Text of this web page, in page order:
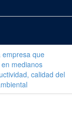
empresa que
medianos
calidad del